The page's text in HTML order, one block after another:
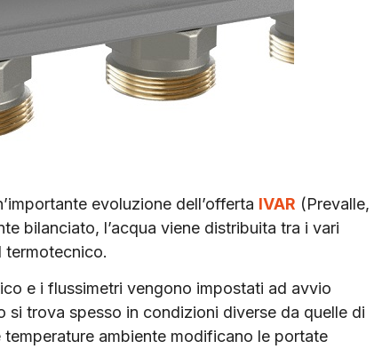
evoluzione dell’offerta IVAR (Prevalle,
bilanciato, l’acqua viene distribuita tra i vari
termotecnico.
e i flussimetri vengono impostati ad avvio
si trova spesso in condizioni diverse da quelle di
ambiente modificano le portate